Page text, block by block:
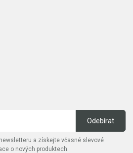
a získejte včasné slevové
o nových produktech.